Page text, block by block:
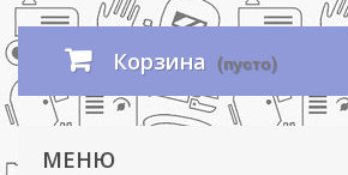
Корзина (пусто)
МЕНЮ